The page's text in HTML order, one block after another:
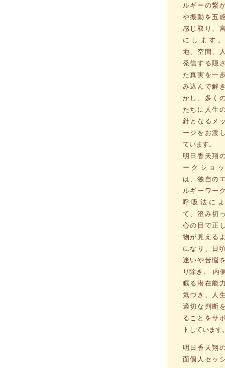
ルギーの繋
や振動を五
感じ取り、
にします
地、空間、
発信する隠
た真実を一
み込んで解
かし、多く
たちに人生
針となるメ
ージをお渡
ています。
明日香天翔
ークショ
は、独自の
ルギーワー
呼吸法に
て、澄み切
心の目で正
物が見える
になり、日
迷いや苦悩
り除き、 内
眠る潜在能
気づき、人
適切な判断
ることをサ
トしています
明日香天翔
面個人セッ